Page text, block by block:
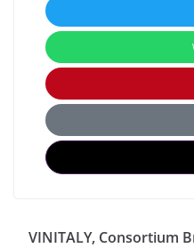
VINITALY, Consortium